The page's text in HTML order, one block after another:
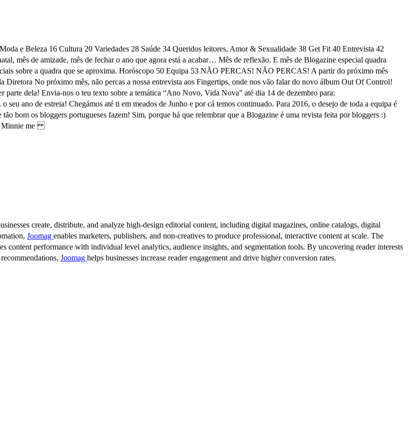
e Beleza 16 Cultura 20 Variedades 28 Saúde 34 Queridos leitores, Amor & Sexualidade 38 Get Fit 40 Entrevista 42
mês de amizade, mês de fechar o ano que agora está a acabar… Mês de reflexão. E mês de Blogazine especial quadra
sobre a quadra que se aproxima. Horóscopo 50 Equipa 53 NÃO PERCAS! NÃO PERCAS! A partir do próximo mês
Diretora No próximo mês, não percas a nossa entrevista aos Fingertips, onde nos vão falar do novo álbum Out Of Control!
dela! Envia-nos o teu texto sobre a temática “Ano Novo, Vida Nova” até dia 14 de dezembro para:
ano de estreia! Chegámos até ti em meados de Junho e por cá temos continuado. Para 2016, o desejo de toda a equipa é
bom os bloggers portugueses fazem! Sim, porque há que relembrar que a Blogazine é uma revista feita por bloggers :)
:) Minnie me
create, distribute, and analyze high-design editorial content, including digital magazines, online catalogs, digital
Joomag enables marketers, publishers, and non-creatives to produce professional, interactive content at scale. The
content performance with individual level analytics, audience insights, and segmentation tools. By uncovering reader interests
Joomag helps businesses increase reader engagement and drive higher conversion rates.